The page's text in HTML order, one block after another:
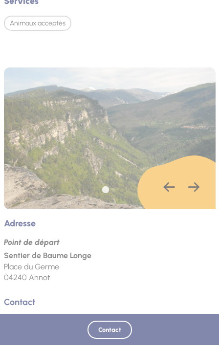
Animaux acceptés
Adresse
Point de départ
Sentier de Baume Longe
Place du Germe
04240 Annot
Contact
Site web
Contact